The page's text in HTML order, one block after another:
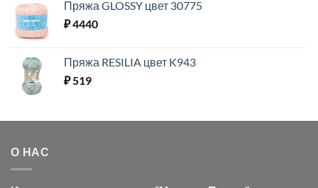
Пряжа GLOSSY цвет 30775
₽4440
Пряжа RESILIA цвет K943
₽519
О НАС